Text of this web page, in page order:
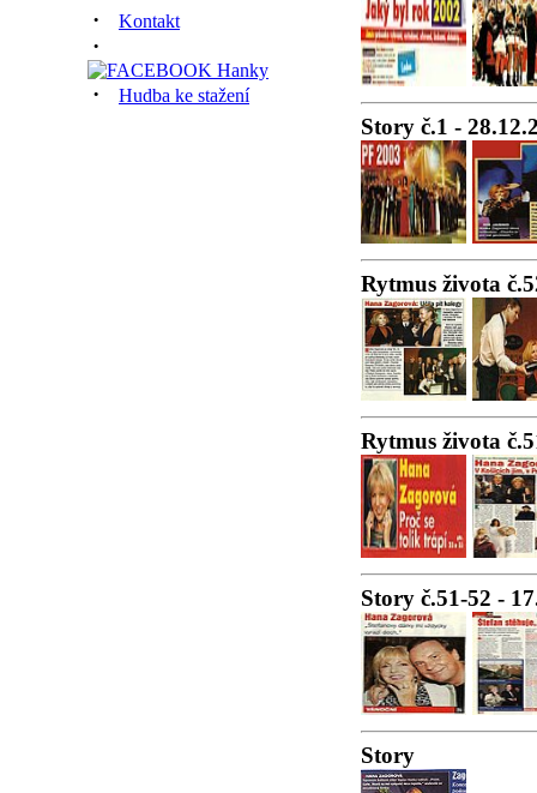
· Kontakt
·
·
Hudba ke stažení
Story č.1 -
Rytmus života
Rytmus života
Story č.51-52 -
Story